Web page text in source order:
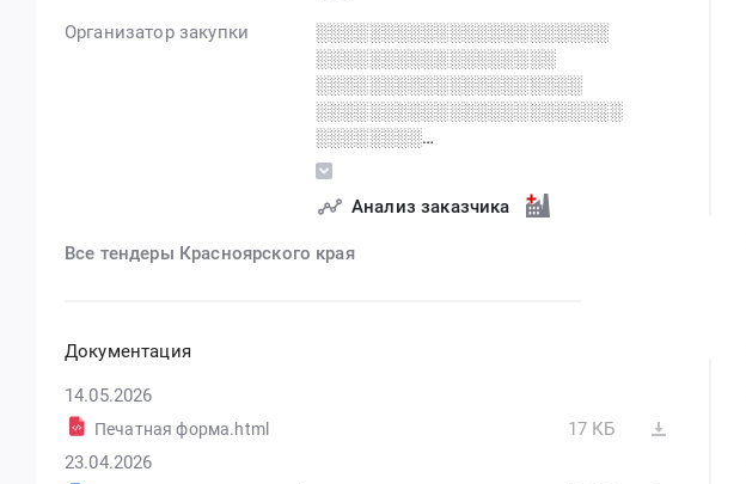
Организатор закупки
░░░░░░░░░░░░░░░░░░░░░░
░░░░░░░░░░░░░░░░░░
░░░░░░░░░░░░░░░░░░░░
░░░░░░░░░░░░░░░░░░░░░░░
░░░░░░░░
░░░░░░░░░░░░░░░░░░░░░░
░░░░░░░░░░░░ ░░░░░░░░░░
░░░░░░░░░░░░░░░░░░░░░░░░░░░░░░
Анализ заказчика
Все тендеры Красноярского края
Документация
14.05.2026
Печатная форма.html
17 КБ
23.04.2026